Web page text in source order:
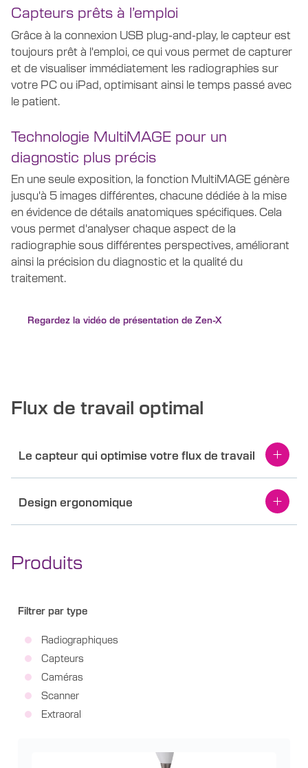
Capteurs prêts à l’emploi
Grâce à la connexion USB plug-and-play, le capteur est
toujours prêt à l'emploi, ce qui vous permet de capturer
et de visualiser immédiatement les radiographies sur
votre PC ou iPad, optimisant ainsi le temps passé avec
le patient.
Technologie MultiMAGE pour un
diagnostic plus précis
En une seule exposition, la fonction MultiMAGEgénère
jusqu'à 5 images différentes, chacune dédiée à la mise
en évidence de détails anatomiques spécifiques. Cela
vous permet d'analyser chaque aspect de la
radiographie sous différentes perspectives, améliorant
ainsi la précision du diagnostic et la qualité du
traitement.
Regardez la vidéo de présentation de Zen-X
Flux de travail optimal
Le capteur qui optimise votre flux de travail
Design ergonomique
Produits
Filtrer par type
Radiographiques
Capteurs
Caméras
Scanner
Extraoral